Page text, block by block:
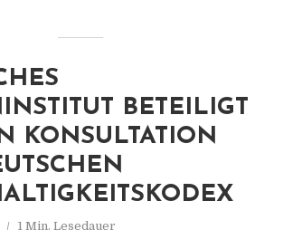
BETEILIGT
KONSULTATION
1 Min. Lesedauer